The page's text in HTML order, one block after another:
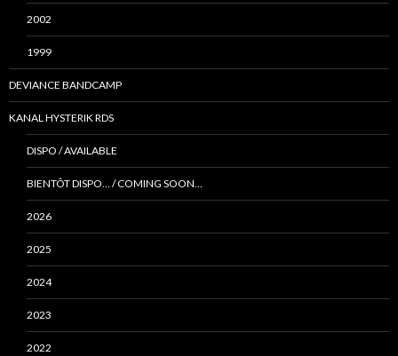
2002
1999
DEVIANCE BANDCAMP
KANAL HYSTERIK RDS
DISPO / AVAILABLE
BIENTÔT DISPO… / COMING SOON…
2026
2025
2024
2023
2022